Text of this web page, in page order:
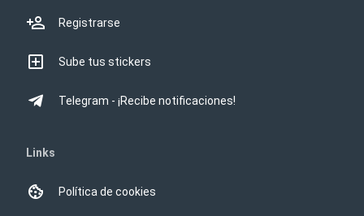
Registrarse
Sube tus stickers
Telegram - ¡Recibe notificaciones!
Links
Política de cookies